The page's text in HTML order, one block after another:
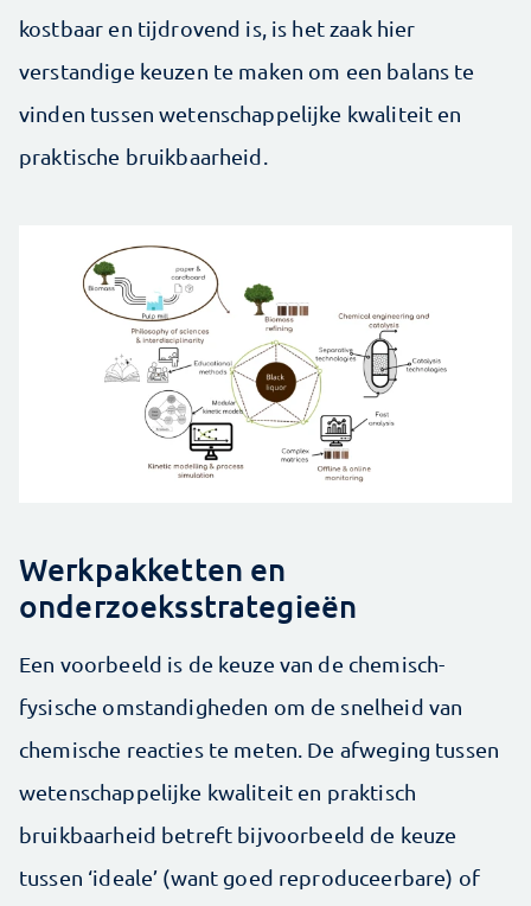
kostbaar en tijdrovend is, is het zaak hier
verstandige keuzen te maken om een balans te
vinden tussen wetenschappelijke kwaliteit en
praktische bruikbaarheid.
Werkpakketten en
onderzoeksstrategieën
Een voorbeeld is de keuze van de chemisch-
fysische omstandigheden om de snelheid van
chemische reacties te meten. De afweging tussen
wetenschappelijke kwaliteit en praktisch
bruikbaarheid betreft bijvoorbeeld de keuze
tussen ‘ideale’ (want goed reproduceerbare) of